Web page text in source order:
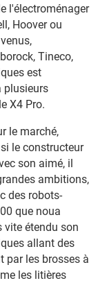
l'électroménager
Hoover ou
Tineco,
est
plusieurs
X4 Pro.
le marché,
le constructeur
son aimé, il
ambitions,
des robots-
que noua
vite étendu son
allant des
par les brosses à
les litières